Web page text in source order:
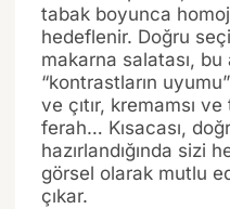
tabak boyunca
hedeflenir. Doğru
makarna salatası, bu
“kontrastların
ve çıtır, kremamsı
ferah… Kısacası,
hazırlandığında sizi
görsel olarak mutlu
çıkar.